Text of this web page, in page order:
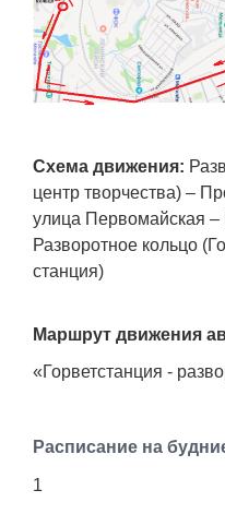
Схема движения:
центр творчества) –
улица Первомайская
Разворотное кольцо
станция)
Маршрут движения
«Горветстанция -
Расписание на
1